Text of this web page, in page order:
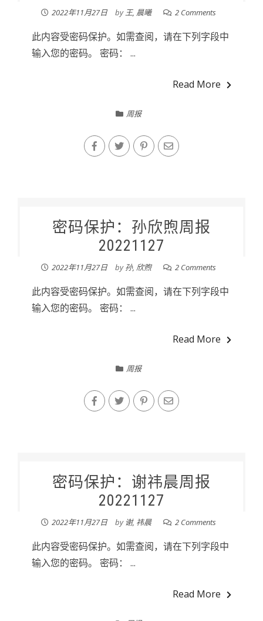
2022年11月27日 by王, 晨曦 2 Comments
此内容受密码保护。如需查阅，请在下列字段中
输入您的密码。 密码： ...
Read More
周报
密码保护：孙欣煦周报
20221127
2022年11月27日 by孙, 欣煦 2 Comments
此内容受密码保护。如需查阅，请在下列字段中
输入您的密码。 密码： ...
Read More
周报
密码保护：谢祎晨周报
20221127
2022年11月27日 by谢, 祎晨 2 Comments
此内容受密码保护。如需查阅，请在下列字段中
输入您的密码。 密码： ...
Read More